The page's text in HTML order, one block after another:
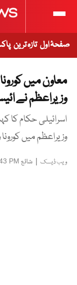
صفحۂ اول تازہ ترین
معاون میں
وزیراعظم نے
وزیراعظم میں
ویب ڈیسک | شائع PM